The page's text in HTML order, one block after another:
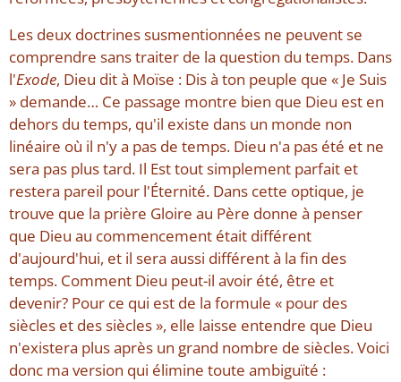
Les deux doctrines susmentionnées ne peuvent se
comprendre sans traiter de la question du temps. Dans
l'Exode, Dieu dit à Moïse : Dis à ton peuple que « Je Suis
» demande… Ce passage montre bien que Dieu est en
dehors du temps, qu'il existe dans un monde non
linéaire où il n'y a pas de temps. Dieu n'a pas été et ne
sera pas plus tard. Il Est tout simplement parfait et
restera pareil pour l'Éternité. Dans cette optique, je
trouve que la prière Gloire au Père donne à penser
que Dieu au commencement était différent
d'aujourd'hui, et il sera aussi différent à la fin des
temps. Comment Dieu peut-il avoir été, être et
devenir? Pour ce qui est de la formule « pour des
siècles et des siècles », elle laisse entendre que Dieu
n'existera plus après un grand nombre de siècles. Voici
donc ma version qui élimine toute ambiguïté :